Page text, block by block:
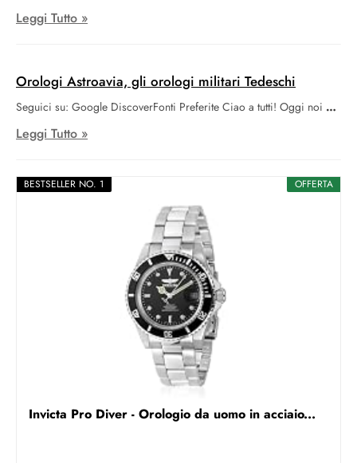
OFFERTA
BESTSELLER NO. 1
Invicta Pro Diver - Orologio da uomo in acciaio...
Leggi Tutto »
Orologi Astroavia, gli orologi militari Tedeschi
Seguici su: Google DiscoverFonti Preferite Ciao a tutti! Oggi noi
Leggi Tutto »